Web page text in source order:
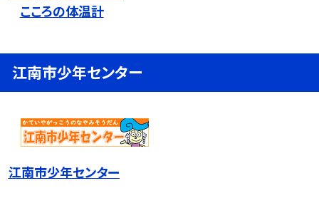
こころの体温計
江南市少年センター
江南市少年センター